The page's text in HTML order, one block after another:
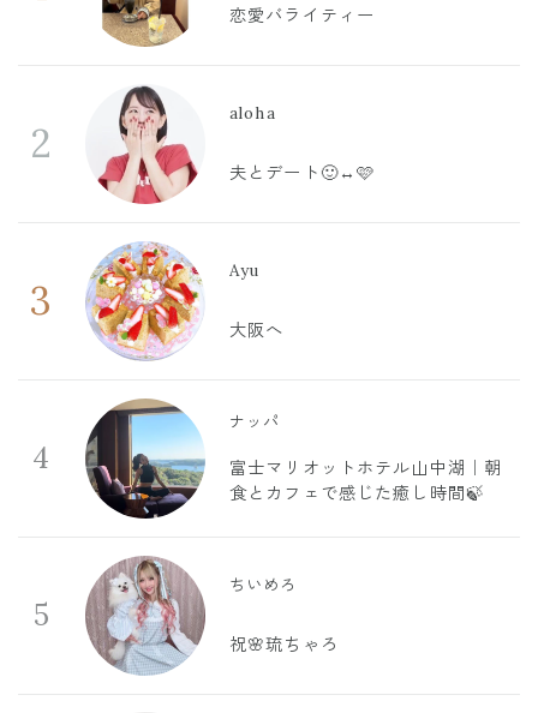
恋愛バライティー
2
aloha
夫とデート🙂‍↔️🩷
3
Ayu
大阪へ
4
ナッパ
富士マリオットホテル山中湖｜朝
食とカフェで感じた癒し時間🍃
5
ちいめろ
祝🌸琉ちゃろ